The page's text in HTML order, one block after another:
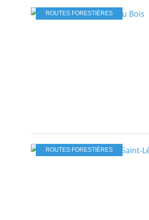
ROUTES FORESTIÈRES
ROUTES FORESTIÈRES